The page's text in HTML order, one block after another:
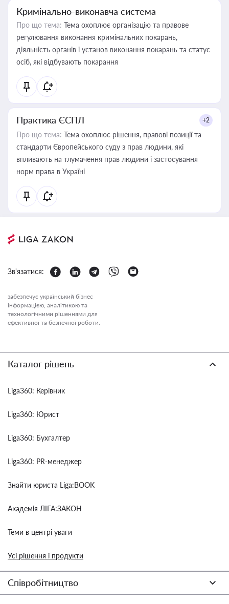
Кримінально-виконавча система
Про що тема: Тема охоплює організацію та правове
регулювання виконання кримінальних покарань,
діяльність органів і установ виконання покарань та статус
осіб, які відбувають покарання
Практика ЄСПЛ +2
Про що тема: Тема охоплює рішення, правові позиції та
стандарти Європейського суду з прав людини, які
впливають на тлумачення прав людини і застосування
норм права в Україні
Зв'язатися:
забезпечує український бізнес
інформацією, аналітикою та
технологічними рішеннями для
ефективної та безпечної роботи.
Каталог рішень
Liga360: Керівник
Liga360: Юрист
Liga360: Бухгалтер
Liga360: PR-менеджер
Знайти юриста Liga:BOOK
Академія ЛІГА:ЗАКОН
Теми в центрі уваги
Усі рішення і продукти
Співробітництво